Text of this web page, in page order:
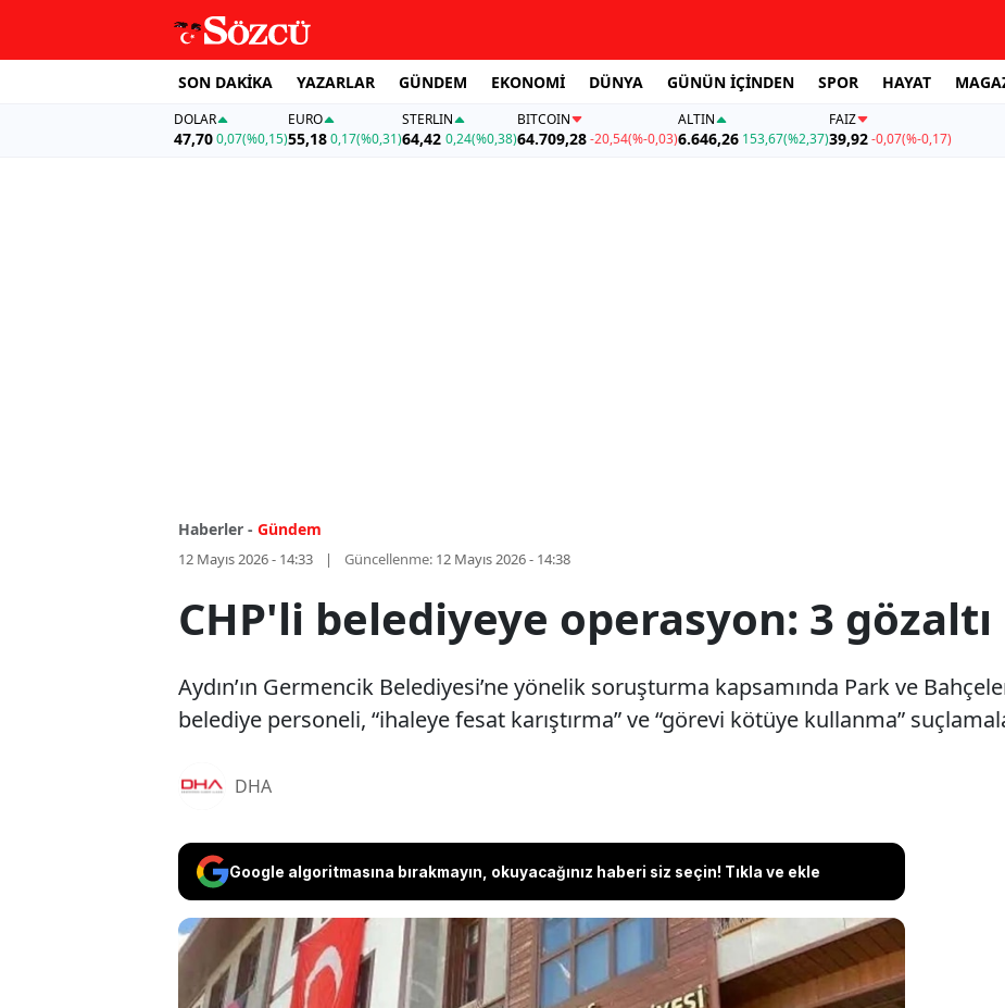
SON DAKİKA YAZARLAR GÜNDEM EKONOMİ DÜNYA GÜNÜN İÇİNDEN SPOR HAYAT
DOLAR
47,700,07(%0,15)
EURO
55,18 0,17(%0,31)
STERLIN
64,42 0,24(%0,38)
BITCOIN
64.709,28-20,54(%-0,03)
ALTIN
6.646,26 153,67(%2,37)
FAİZ
39,92-0,07(%-0,17)
Haberler - Gündem
12 Mayıs 2026 - 14:33 Güncellenme: 12 Mayıs 2026 - 14:38
CHP'li belediyeye operasyon: 3 gözaltı
Aydın’ın Germencik Belediyesi’ne yönelik soruşturma kapsamında Park ve
belediye personeli, “ihaleye fesat karıştırma” ve “görevi kötüye kullanma”
DHA
Google algoritmasına bırakmayın, okuyacağınız haberi siz seçin! Tıkla ve ekle